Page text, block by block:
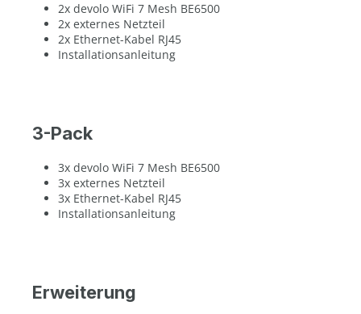
2x devolo WiFi 7 Mesh BE6500
2x externes Netzteil
2x Ethernet-Kabel RJ45
Installationsanleitung
3-Pack
3x devolo WiFi 7 Mesh BE6500
3x externes Netzteil
3x Ethernet-Kabel RJ45
Installationsanleitung
Erweiterung